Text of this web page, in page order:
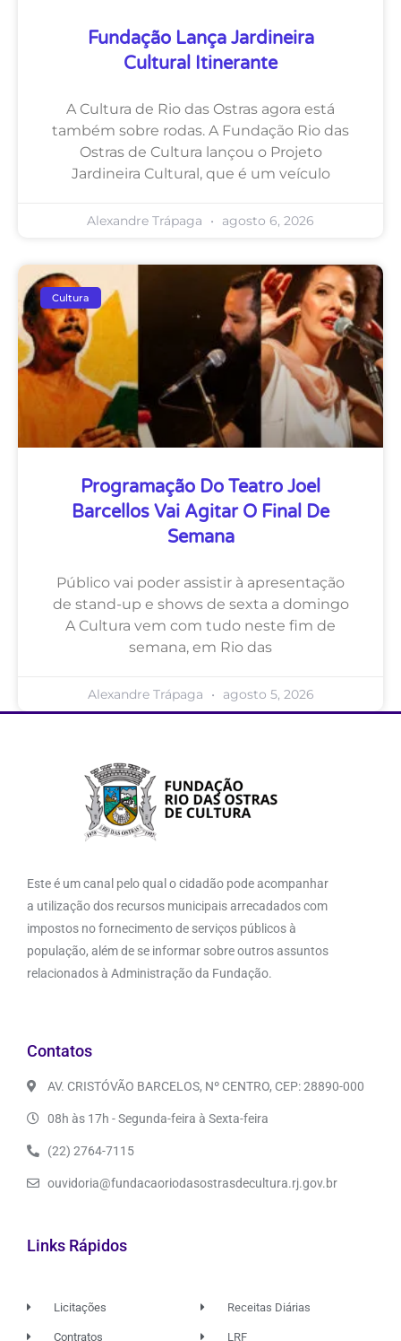
Fundação Lança Jardineira
Cultural Itinerante
A Cultura de Rio das Ostras agora está
também sobre rodas. A Fundação Rio das
Ostras de Cultura lançou o Projeto
Jardineira Cultural, que é um veículo
Alexandre Trápaga agosto 6, 2026
Cultura
Programação Do Teatro Joel
Barcellos Vai Agitar O Final De
Semana
Público vai poder assistir à apresentação
de stand-up e shows de sexta a domingo
A Cultura vem com tudo neste fim de
semana, em Rio das
Alexandre Trápaga agosto 5, 2026
Este é um canal pelo qual o cidadão pode acompanhar
a utilização dos recursos municipais arrecadados com
impostos no fornecimento de serviços públicos à
população, além de se informar sobre outros assuntos
relacionados à Administração da Fundação.
Contatos
AV. CRISTÓVÃO BARCELOS, Nº CENTRO, CEP: 28890-000
08h às 17h - Segunda-feira à Sexta-feira
(22) 2764-7115
ouvidoria@fundacaoriodasostrasdecultura.rj.gov.br
Links Rápidos
Licitações
Contratos
Receitas Diárias
LRF